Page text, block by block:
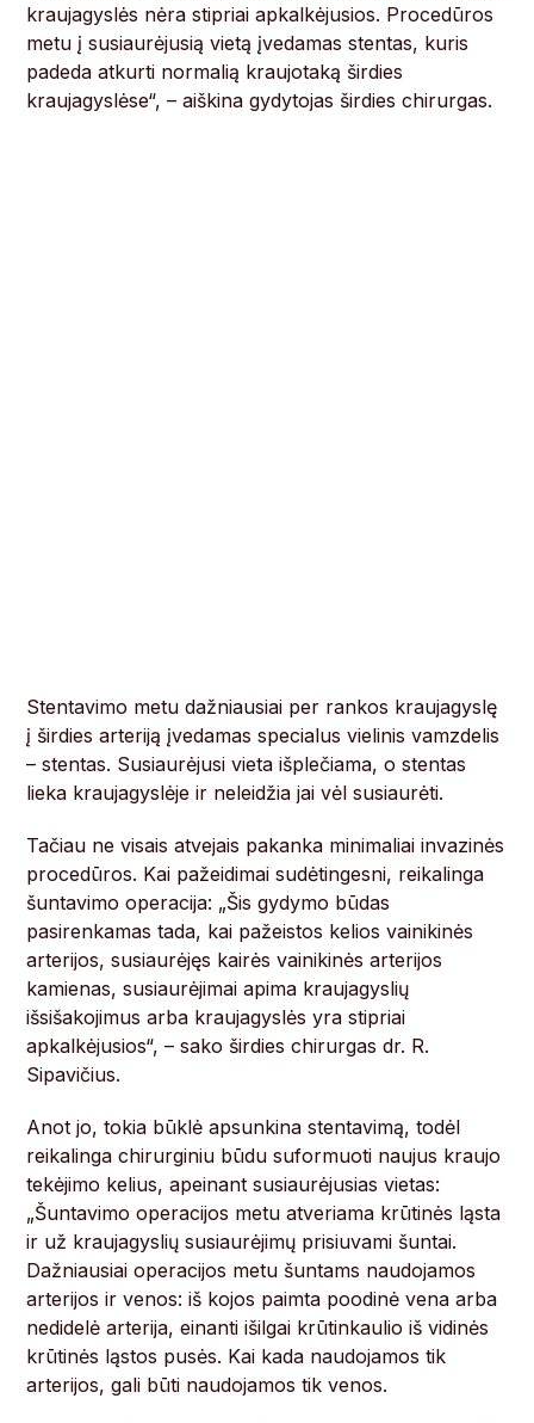
kraujagyslės nėra stipriai apkalkėjusios. Procedūros
metu į susiaurėjusią vietą įvedamas stentas, kuris
padeda atkurti normalią kraujotaką širdies
kraujagyslėse“, – aiškina gydytojas širdies chirurgas.
Stentavimo metu dažniausiai per rankos kraujagyslę
į širdies arteriją įvedamas specialus vielinis vamzdelis
– stentas. Susiaurėjusi vieta išplečiama, o stentas
lieka kraujagyslėje ir neleidžia jai vėl susiaurėti.
Tačiau ne visais atvejais pakanka minimaliai invazinės
procedūros. Kai pažeidimai sudėtingesni, reikalinga
šuntavimo operacija: „Šis gydymo būdas
pasirenkamas tada, kai pažeistos kelios vainikinės
arterijos, susiaurėjęs kairės vainikinės arterijos
kamienas, susiaurėjimai apima kraujagyslių
išsišakojimus arba kraujagyslės yra stipriai
apkalkėjusios“, – sako širdies chirurgas dr. R.
Sipavičius.
Anot jo, tokia būklė apsunkina stentavimą, todėl
reikalinga chirurginiu būdu suformuoti naujus kraujo
tekėjimo kelius, apeinant susiaurėjusias vietas:
„Šuntavimo operacijos metu atveriama krūtinės ląsta
ir už kraujagyslių susiaurėjimų prisiuvami šuntai.
Dažniausiai operacijos metu šuntams naudojamos
arterijos ir venos: iš kojos paimta poodinė vena arba
nedidelė arterija, einanti išilgai krūtinkaulio iš vidinės
krūtinės ląstos pusės. Kai kada naudojamos tik
arterijos, gali būti naudojamos tik venos.